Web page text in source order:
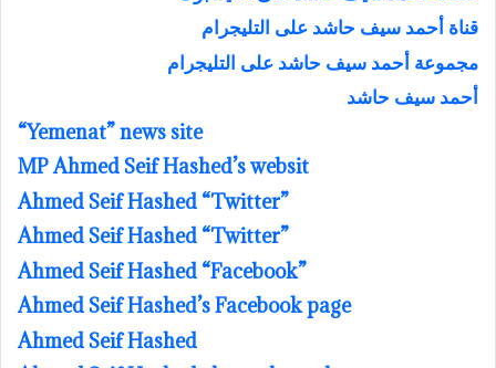
قناة أحمد سيف حاشد على التليجرام
مجموعة أحمد سيف حاشد على التليجرام
أحمد سيف حاشد
“Yemenat” news site
MP Ahmed Seif Hashed’s websit
Ahmed Seif Hashed “Twitter”
Ahmed Seif Hashed “Twitter”
Ahmed Seif Hashed “Facebook”
Ahmed Seif Hashed’s Facebook page
Ahmed Seif Hashed